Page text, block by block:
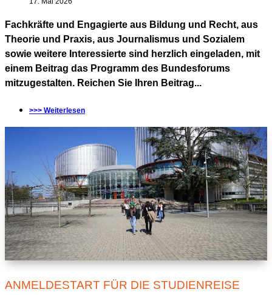
Fachkräfte und Engagierte aus Bildung und Recht, aus
Theorie und Praxis, aus Journalismus und Sozialem
sowie weitere Interessierte sind herzlich eingeladen, mit
einem Beitrag das Programm des Bundesforums
mitzugestalten. Reichen Sie Ihren Beitrag...
>>> Weiterlesen
ANMELDESTART FÜR DIE STUDIENREISE